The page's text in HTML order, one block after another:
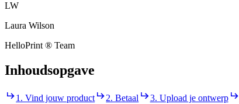
LW
Laura Wilson
HelloPrint ® Team
Inhoudsopgave
1. Vind jouw product 2. Betaal 3. Upload je ontwerp